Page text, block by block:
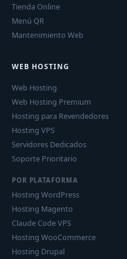
Tienda Online
Menú QR
Mantenimiento Web
WEB HOSTING
Web Hosting
Web Hosting Premium
Hosting para Revendedores
Hosting VPS
Servidores Dedicados
Soporte Prioritario
POR PLATAFORMA
Hosting WordPress
Hosting Magento
Claude Code VPS
Hosting WooCommerce
Hosting Drupal